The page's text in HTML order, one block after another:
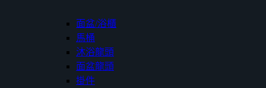
面盆/浴櫃
馬桶
沐浴龍頭
面盆龍頭
掛件